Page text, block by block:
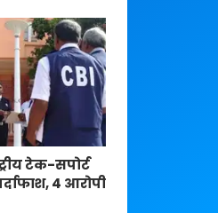
टेक-सपोर्ट
4 आरोपी